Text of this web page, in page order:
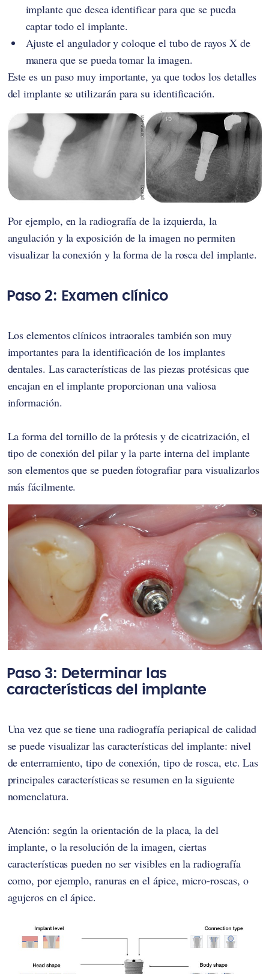
implante que desea identificar para que se pueda
captar todo el implante.
Ajuste el angulador y coloque el tubo de rayos X de
manera que se pueda tomar la imagen.
Este es un paso muy importante, ya que todos los detalles
del implante se utilizarán para su identificación.
Por ejemplo, en la radiografía de la izquierda, la
angulación y la exposición de la imagen no permiten
visualizar la conexión y la forma de la rosca del implante.
Paso 2: Examen clínico
Los elementos clínicos intraorales también son muy
importantes para la identificación de los implantes
dentales. Las características de las piezas protésicas que
encajan en el implante proporcionan una valiosa
información.
La forma del tornillo de la prótesis y de cicatrización, el
tipo de conexión del pilar y la parte interna del implante
son elementos que se pueden fotografiar para visualizarlos
más fácilmente.
Paso 3: Determinar las
características del implante
Una vez que se tiene una radiografía periapical de calidad
se puede visualizar las características del implante: nivel
de enterramiento, tipo de conexión, tipo de rosca, etc. Las
principales características se resumen en la siguiente
nomenclatura.
Atención: según la orientación de la placa, la del
implante, o la resolución de la imagen, ciertas
características pueden no ser visibles en la radiografía
como, por ejemplo, ranuras en el ápice, micro-roscas, o
agujeros en el ápice.